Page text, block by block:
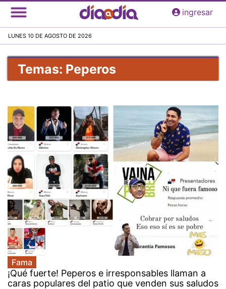
Pasar
al
principal
ingresar
LUNES 10 DE AGOSTO DE 2026
Temas: Peperos
Fama
¡Qué fuerte! Peperos e irresponsables llaman a
caras populares del patio que venden sus saludos